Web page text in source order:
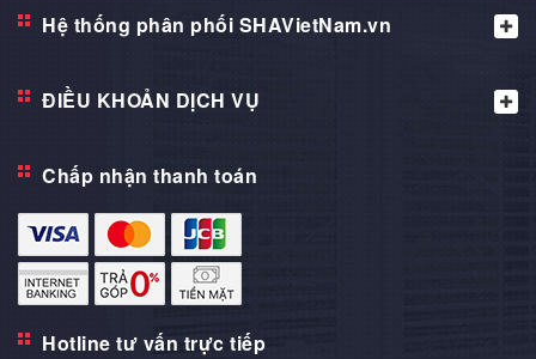
Hệ thống phân phối SHAVietNam.vn
ĐIỀU KHOẢN DỊCH VỤ
Chấp nhận thanh toán
Hotline tư vấn trực tiếp